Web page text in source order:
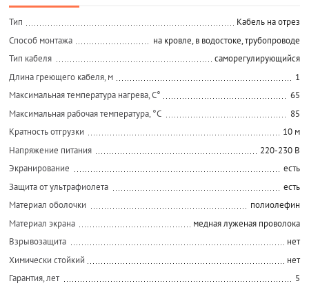
Тип
Кабель на отрез
Способ монтажа
на кровле, в водостоке, трубопроводе
Тип кабеля
саморегулирующийся
Длина греющего кабеля, м
1
Максимальная температура нагрева, С°
65
Максимальная рабочая температура, °C
85
Кратность отгрузки
10 м
Напряжение питания
220-230 В
Экранирование
есть
Защита от ультрафиолета
есть
Материал оболочки
полиолефин
Материал экрана
медная луженая проволока
Взрывозащита
нет
Химически стойкий
нет
Гарантия, лет
5